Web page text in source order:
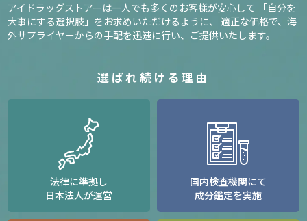
アイドラッグストアーは一人でも多くのお客様が安心して
「自分を
大事にする選択肢」をお求めいただけるように、 適正な価格で、海
外サプライヤーからの手配を迅速に行い、ご提供いたします。
選ばれ続ける理由
法律に準拠し
日本法人が運営
国内検査機関にて
成分鑑定を実施